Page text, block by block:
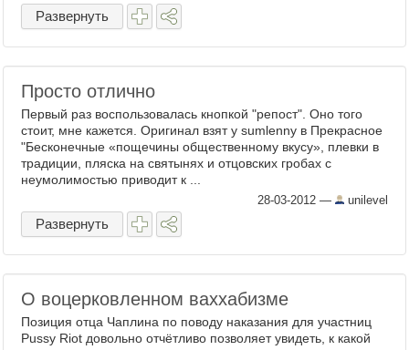
Развернуть
Просто отлично
Первый раз воспользовалась кнопкой "репост". Оно того
стоит, мне кажется. Оригинал взят у sumlenny в Прекрасное
"Бесконечные «пощечины общественному вкусу», плевки в
традиции, пляска на святынях и отцовских гробах с
неумолимостью приводит к ...
28-03-2012 — unilevel
Развернуть
О воцерковленном ваххабизме
Позиция отца Чаплина по поводу наказания для участниц
Pussy Riot довольно отчётливо позволяет увидеть, к какой